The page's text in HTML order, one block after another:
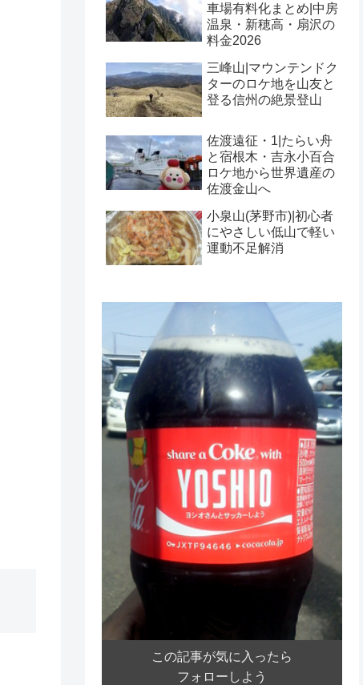
車場有料化まとめ|中房
温泉・新穂高・扇沢の
料金2026
三峰山|マウンテンドク
ターのロケ地を山友と
登る信州の絶景登山
佐渡遠征・1|たらい舟
と宿根木・吉永小百合
ロケ地から世界遺産の
佐渡金山へ
小泉山(茅野市)|初心者
にやさしい低山で軽い
運動不足解消
この記事が気に入ったら
フォローしよう